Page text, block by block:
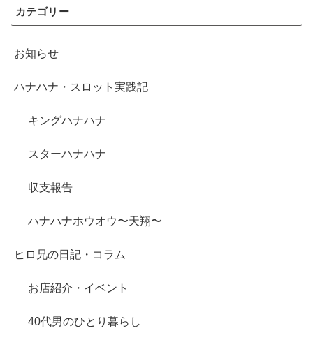
カテゴリー
お知らせ
ハナハナ・スロット実践記
キングハナハナ
スターハナハナ
収支報告
ハナハナホウオウ〜天翔〜
ヒロ兄の日記・コラム
お店紹介・イベント
40代男のひとり暮らし